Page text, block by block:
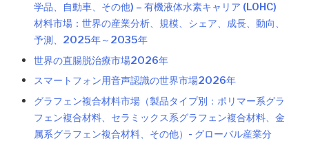
学品、自動車、その他) – 有機液体水素キャリア (LOHC)
材料市場：世界の産業分析、規模、シェア、成長、動向、
予測、2025年～2035年
世界の直腸脱治療市場2026年
スマートフォン用音声認識の世界市場2026年
グラフェン複合材料市場（製品タイプ別：ポリマー系グラ
フェン複合材料、セラミックス系グラフェン複合材料、金
属系グラフェン複合材料、その他）- グローバル産業分